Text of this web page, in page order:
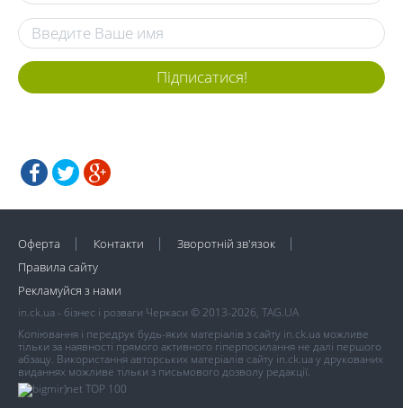
Підписатися!
Оферта Контакти
Зворотній зв'язок
Правила сайту
Рекламуйся з нами
in.ck.ua - бізнес і розваги Черкаси © 2013-2026, TAG.UA
Копіювання і передрук будь-яких матеріалів з сайту in.ck.ua можливе
тільки за наявності прямого активного гіперпосилання не далі першого
абзацу. Використання авторських матеріалів сайту in.ck.ua у друкованих
виданнях можливе тільки з письмового дозволу редакції.